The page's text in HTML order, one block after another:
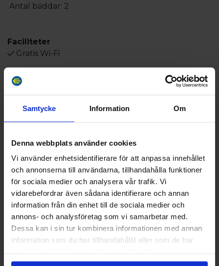
Samtycke Information Om
Denna webbplats använder cookies
Vi använder enhetsidentifierare för att anpassa innehållet
och annonserna till användarna, tillhandahålla funktioner
för sociala medier och analysera vår trafik. Vi
vidarebefordrar även sådana identifierare och annan
information från din enhet till de sociala medier och
annons- och analysföretag som vi samarbetar med.
Dessa kan i sin tur kombinera informationen med annan
information som du har tillhandahållit eller som de har
Antal bäddar: 2
Faciliteter
Gratis Wi-Fi
Erbjudanden & paket
Visa alla paket